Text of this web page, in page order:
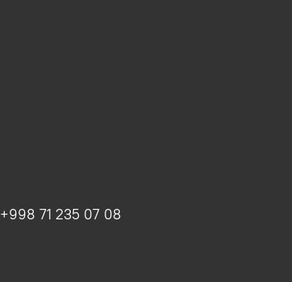
+998 71 235 07 08